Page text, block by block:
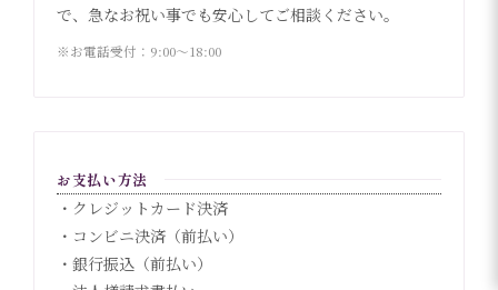
で、急なお祝い事でも安心してご相談ください。
※お電話受付：9:00〜18:00
お支払い方法
・クレジットカード決済
・コンビニ決済（前払い）
・銀行振込（前払い）